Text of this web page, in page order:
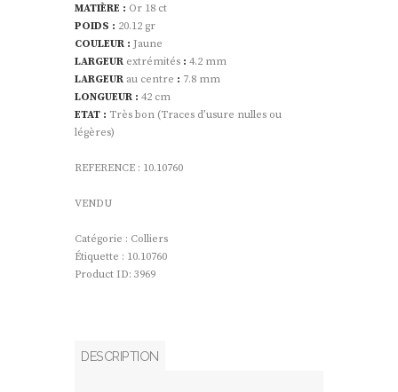
MATIÈRE : Or 18 ct
POIDS : 20.12 gr
COULEUR : Jaune
LARGEUR extrémités : 4.2 mm
LARGEUR au centre : 7.8 mm
LONGUEUR : 42 cm
ETAT : Très bon (Traces d’usure nulles ou
légères)
REFERENCE : 10.10760
VENDU
Catégorie : Colliers
Étiquette : 10.10760
Product ID: 3969
DESCRIPTION